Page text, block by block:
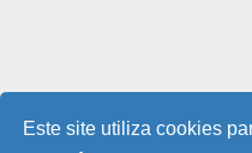
Este site utiliza cookies